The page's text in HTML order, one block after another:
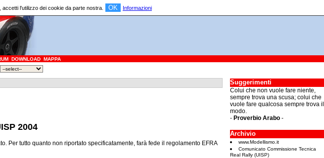
l'utilizzo dei cookie da parte nostra. OK Informazioni
DOWNLOAD MAPPA
2004
Per tutto quanto non riportato specificatamente, farà fede il regolamento EFRA
Suggerimenti
Colui che non vuole fare niente,
sempre trova una scusa; colui che
vuole fare qualcosa sempre trova il
modo.
- Proverbio Arabo -
Archivio
www.Modellismo.it
Comunicato Commissione Tecnica
Real Rally (UISP)